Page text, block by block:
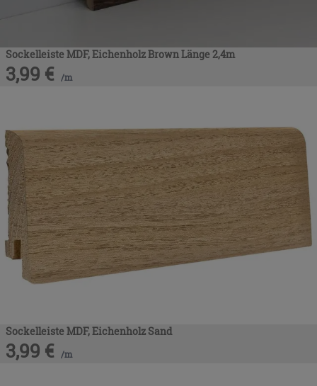
Sockelleiste MDF, Eichenholz Brown Länge 2,4m
3,99 € /m
Sockelleiste MDF, Eichenholz Sand
3,99 € /m